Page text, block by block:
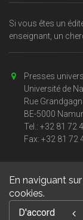
En naviguant
cookies.
D'accord
Si vous êtes un
enseignant, un
Presses
Université de
Rue
BE-5000 Namur
Tel.: +32 81 72
Fax: +32 81 72